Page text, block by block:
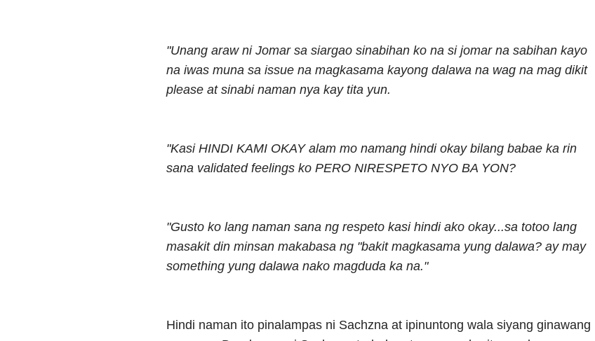
"Unang araw ni Jomar sa siargao sinabihan ko na si jomar na sabihan kayo
na iwas muna sa issue na magkasama kayong dalawa na wag na mag dikit
please at sinabi naman nya kay tita yun.
"Kasi HINDI KAMI OKAY alam mo namang hindi okay bilang babae ka rin
sana validated feelings ko PERO NIRESPETO NYO BA YON?
"Gusto ko lang naman sana ng respeto kasi hindi ako okay...sa totoo lang
masakit din minsan makabasa ng "bakit magkasama yung dalawa? ay may
something yung dalawa nako magduda ka na."
Hindi naman ito pinalampas ni Sachzna at ipinuntong wala siyang ginawang